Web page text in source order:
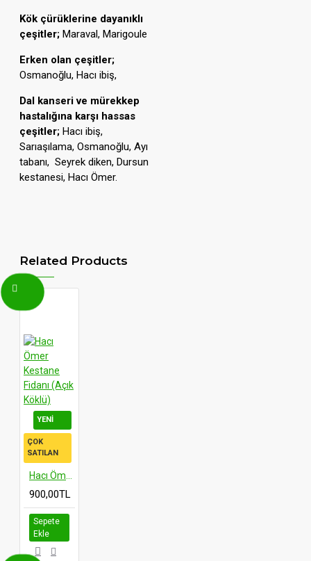
Kök çürüklerine dayanıklı
çeşitler; Maraval, Marigoule
Erken olan çeşitler;
Osmanoğlu, Hacı ibiş,
Dal kanseri ve mürekkep
hastalığına karşı hassas
çeşitler; Hacı ibiş,
Sarıaşılama, Osmanoğlu, Ayı
tabanı, Seyrek diken, Dursun
kestanesi, Hacı Ömer.
Related Products
YENI
ÇOK
SATILAN
Hacı Ömer Kestane Fidanı (Açık Köklü)
900,00TL
Sepete
Ekle